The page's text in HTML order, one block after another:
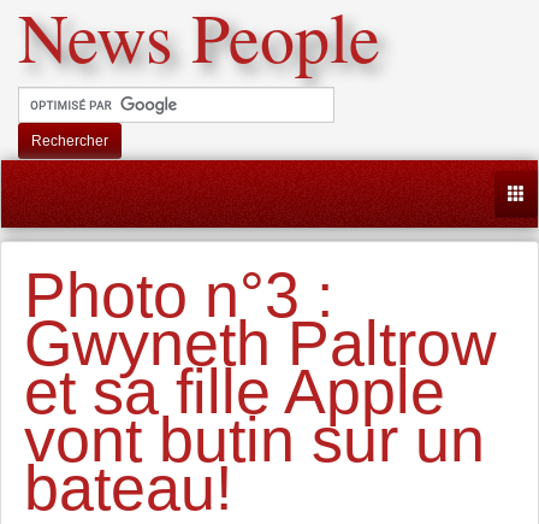
News People
Rechercher
Photo n°3 :
Gwyneth Paltrow
et sa fille Apple
vont butin sur un
bateau!